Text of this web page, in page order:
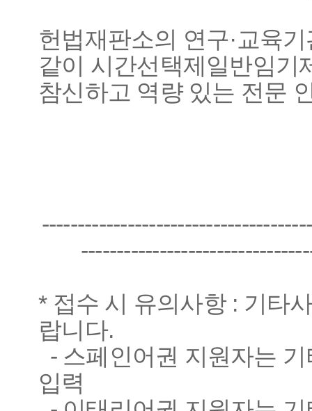
헌법재판소의 연구·교육
같이 시간선택제일반임기
참신하고 역량 있는 전문
* 접수 시 유의사항 : 기타
랍니다.
- 스페인어권 지원자는
입력